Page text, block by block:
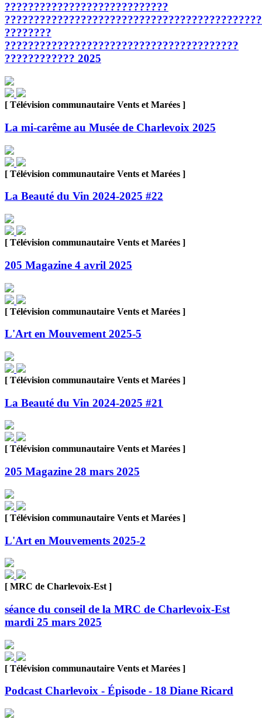
????????????????????????????
????????
????????????????????????????????????????
???????????? 2025
[ Télévision communautaire Vents et Marées ]
La mi-carême au Musée de Charlevoix 2025
[ Télévision communautaire Vents et Marées ]
La Beauté du Vin 2024-2025 #22
[ Télévision communautaire Vents et Marées ]
205 Magazine 4 avril 2025
[ Télévision communautaire Vents et Marées ]
L'Art en Mouvement 2025-5
[ Télévision communautaire Vents et Marées ]
La Beauté du Vin 2024-2025 #21
[ Télévision communautaire Vents et Marées ]
205 Magazine 28 mars 2025
[ Télévision communautaire Vents et Marées ]
L'Art en Mouvements 2025-2
[ MRC de Charlevoix-Est ]
séance du conseil de la MRC de Charlevoix-Est
mardi 25 mars 2025
[ Télévision communautaire Vents et Marées ]
Podcast Charlevoix - Épisode - 18 Diane Ricard